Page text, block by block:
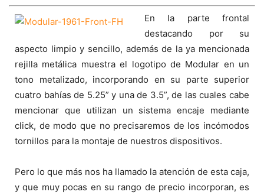
En la parte frontal
destacando por su
aspecto limpio y sencillo, además de la ya mencionada
rejilla metálica muestra el logotipo de Modular en un
tono metalizado, incorporando en su parte superior
cuatro bahías de 5.25” y una de 3.5”, de las cuales cabe
mencionar que utilizan un sistema encaje mediante
click, de modo que no precisaremos de los incómodos
tornillos para la montaje de nuestros dispositivos.
Pero lo que más nos ha llamado la atención de esta caja,
y que muy pocas en su rango de precio incorporan, es